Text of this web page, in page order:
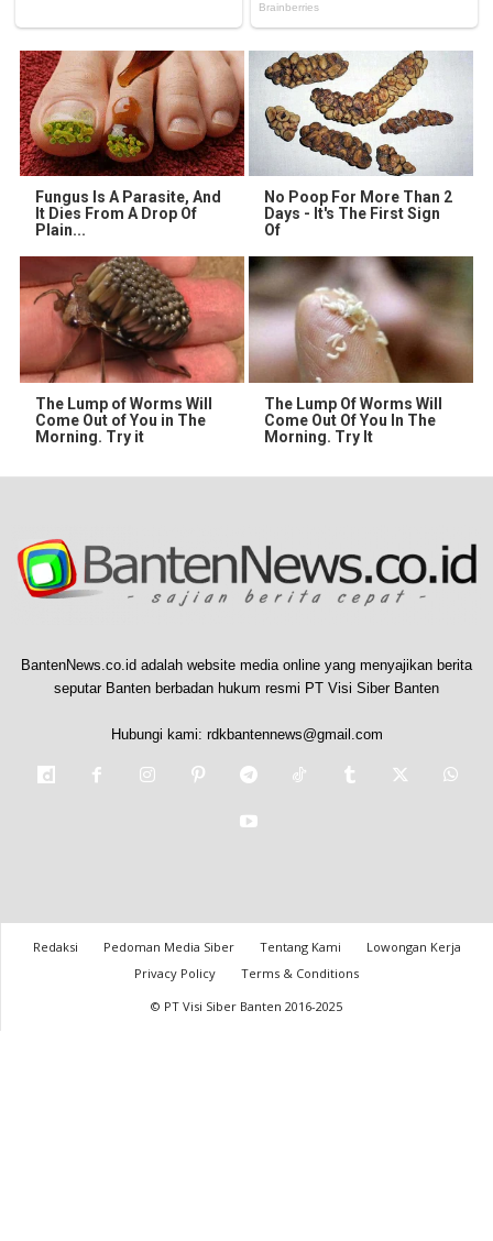
Fungus Is A Parasite, And
It Dies From A Drop Of
Plain...
No Poop For More Than 2
Days - It's The First Sign
Of
The Lump of Worms Will
Come Out of You in The
Morning. Try it
The Lump Of Worms Will
Come Out Of You In The
Morning. Try It
BantenNews.co.id adalah website media online yang menyajikan berita
seputar Banten berbadan hukum resmi PT Visi Siber Banten
Hubungi kami: rdkbantennews@gmail.com
Redaksi Pedoman Media Siber Tentang Kami
Lowongan Kerja
Privacy Policy
Terms & Conditions
© PT Visi Siber Banten 2016-2025